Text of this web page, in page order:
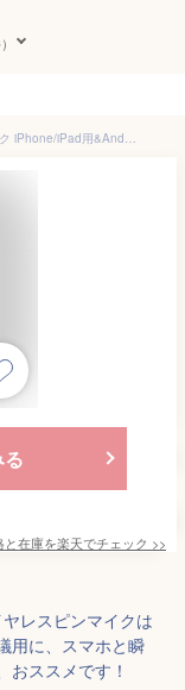
【KIMAFUN 正規品】ピンマイク ワイヤレスマイク iPhone/iPad用&Androidフォン用 ピンマイク プラグ＆プレイ 瞬時接続 ノイズ軽減 360°集音 収音録音 APP不要 Bluetooth不要 50M伝送距離 6時間連続使用 TikTok/YouTube/vlog撮影/動画配信/生放送/インタビュー等に対応
と在庫を楽天でチェック >>
レスピンマイクは
用に、スマホと瞬
おススメです！